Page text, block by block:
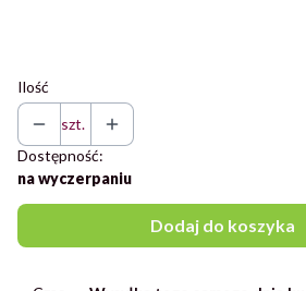
Ilość
szt.
Dostępność:
na wyczerpaniu
Dodaj do koszyka